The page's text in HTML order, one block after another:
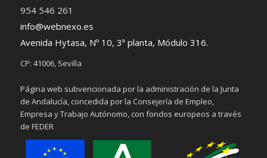
954 546 261
info@webnexo.es
Avenida Hytasa, Nº 10, 3ª planta, Módulo 316.
CP: 41006, Sevilla
Página web subvencionada por la administración de la Junta
de Andalucía, concedida por la Consejería de Empleo,
Empresa y Trabajo Autónomo, con fondos europeos a través
de FEDER